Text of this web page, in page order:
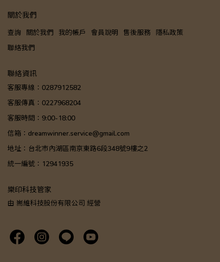
關於我們
查詢 關於我們 我的帳戶 會員說明 售後服務
隱私政策
聯絡我們
聯絡資訊
客服專線：0287912582
客服傳真：0227968204
客服時間：9:00-18:00
信箱：dreamwinner.service@gmail.com
地址：台北市內湖區南京東路6段348號9樓之2
統一編號：12941935
樂印科技管家
由 耑維科技股份有限公司 經營